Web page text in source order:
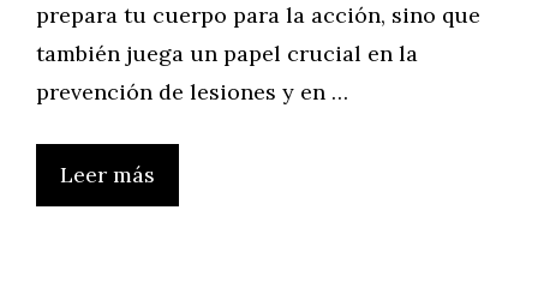
prepara tu cuerpo para la acción, sino que
también juega un papel crucial en la
prevención de lesiones y en …
Leer más